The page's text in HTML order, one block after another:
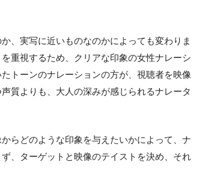
、実写に近いものなのかによっても変わりま
重視するため、クリアな印象の女性ナレーシ
トーンのナレーションの方が、視聴者を映像
質よりも、大人の深みが感じられるナレータ
らどのような印象を与えたいかによって、ナ
、ターゲットと映像のテイストを決め、それ